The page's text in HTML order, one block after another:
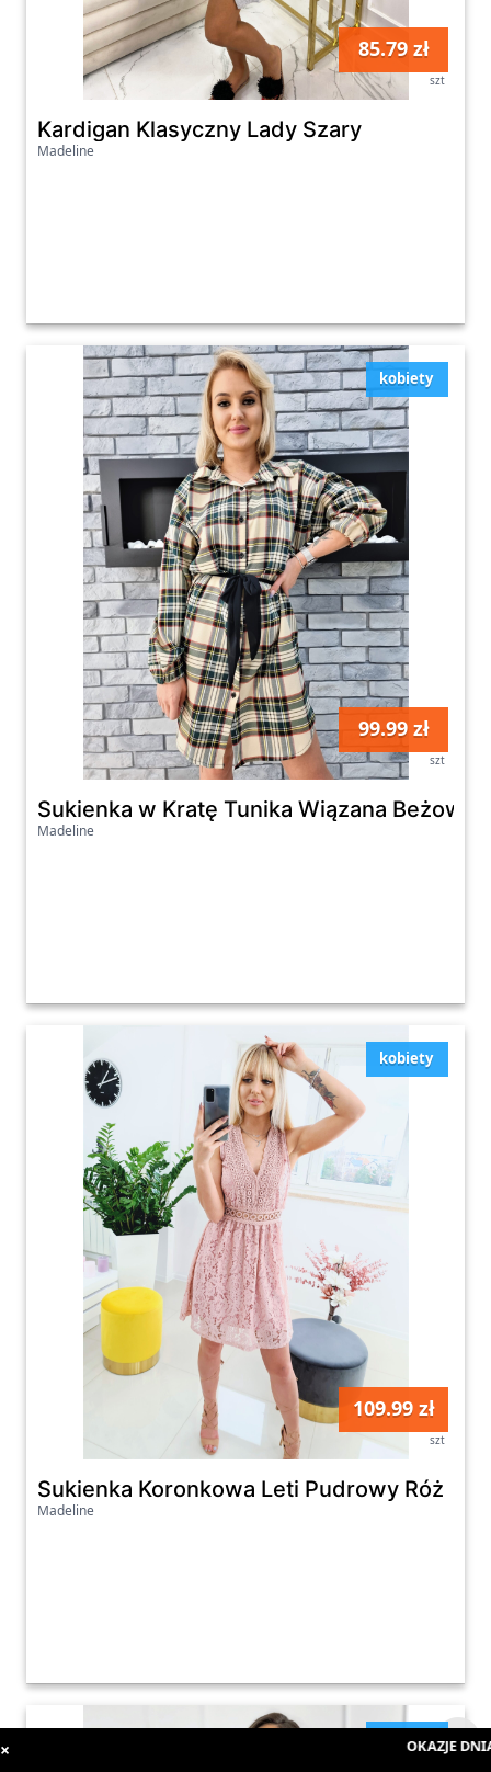
85.79 zł
szt
Kardigan Klasyczny Lady Szary
Madeline
kobiety
99.99 zł
szt
Sukienka w Kratę Tunika Wiązana Beżowa
Madeline
kobiety
109.99 zł
szt
Sukienka Koronkowa Leti Pudrowy Róż
Madeline
kobiety
× OKAZJE DNIA: